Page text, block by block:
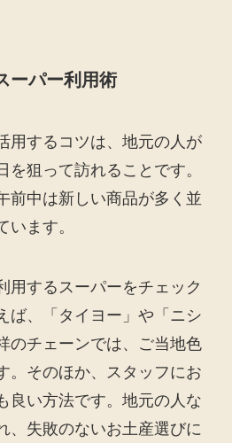
ーパー利用術
用するコツは、地元の人が
を狙って訪れることです。
前中は新しい商品が多く並
います。
用するスーパーをチェック
ば、「タイヨー」や「ニシ
のチェーンでは、ご当地色
。そのほか、スタッフにお
良い方法です。地元の人な
、失敗のないお土産選びに